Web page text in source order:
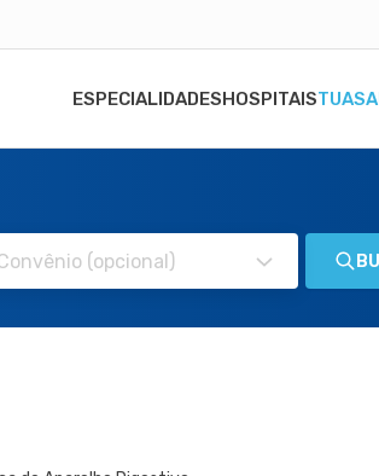
ESPECIALIDADESHOSPITAIS